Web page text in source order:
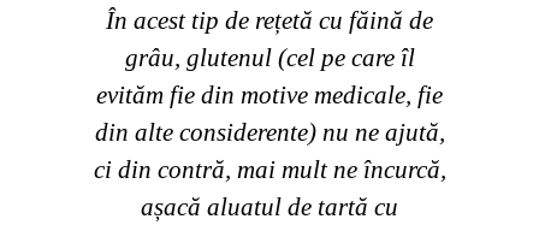
În acest tip de rețetă cu făină de
grâu, glutenul (cel pe care îl
evităm fie din motive medicale, fie
din alte considerente) nu ne ajută,
ci din contră, mai mult ne încurcă,
așacă aluatul de tartă cu